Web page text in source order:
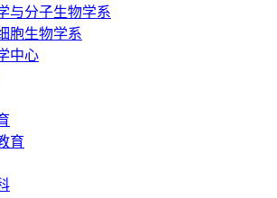
与分子生物学系
胞生物学系
中心
育